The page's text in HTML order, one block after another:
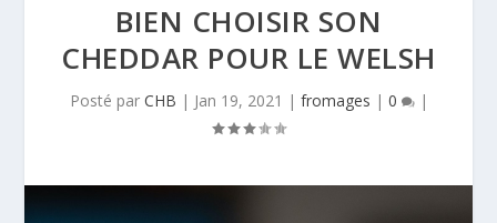
BIEN CHOISIR SON
CHEDDAR POUR LE WELSH
Posté par CHB | Jan 19, 2021 | fromages | 0 |